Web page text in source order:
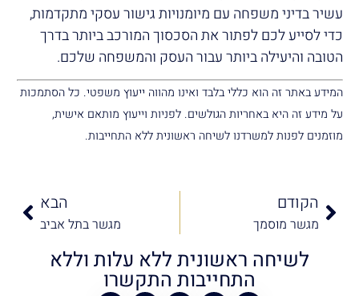
עשיר בדיני משפחה עם מיומנויות גישור עסקי מתקדמות,
כדי לסייע לכם לפתור את הסכסוך המורכב ביותר בדרך
הטובה והיעילה ביותר עבור העסק והמשפחה שלכם.
המידע באתר זה הוא כללי בלבד ואינו מהווה ייעוץ משפטי. כל הסתמכות
על מידע זה היא באחריות הגולשים. לפניות וייעוץ מותאם אישית,
מוזמנים לפנות למשרדנו לשיחה ראשונית ללא התחייבות.
הקודם
מגשר מוסמך
הבא
מגשר בתל אביב
לשיחה ראשונית ללא עלות וללא
התחייבות התקשרו